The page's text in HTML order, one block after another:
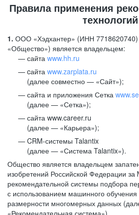
Правила применения
технологий
1. ООО «Хэдхантер» (ИНН
«Общество») является владельцем:
сайта www.hh.ru
cайта www.zarplata.ru
(далее совместно — «Сайт»);
сайта и приложения Сетка
(далее — «Сетка»);
сайта www.career.ru
(далее — «Карьера»);
CRM-системы Talantix
(далее — «Система Talantix»).
Общество является владельцем
изобретений Российской Федерации
рекомендательной системы подбора
с использованием машинного
размерности многомерных данных
«Рекомендательная система»).